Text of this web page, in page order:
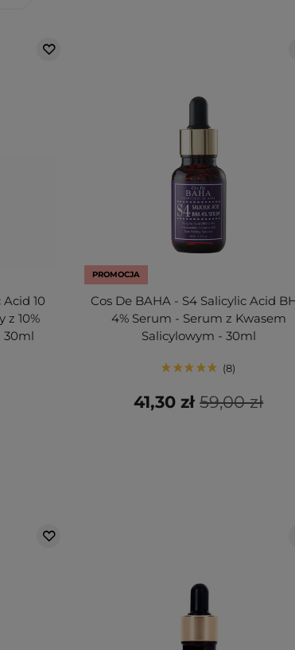
10
z 10%
30ml
PROMOCJA
Cos De BAHA - S4 Salicylic Acid
4% Serum - Serum z Kwasem
Salicylowym - 30ml
8
59,00 zł
41,30 zł